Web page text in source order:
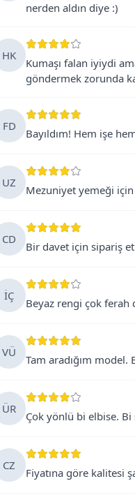
nerden aldın diye :)
HK
Kumaşı falan iyiydi
göndermek zorunda
FD
Bayıldım! Hem işe
UZ
Mezuniyet yemeği
CD
Bir davet için sipariş
İÇ
Beyaz rengi çok ferah
VÜ
Tam aradığım model.
ÜR
Çok yönlü bi elbise.
CZ
Fiyatına göre kalitesi